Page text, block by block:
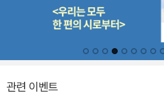
관련 이벤트